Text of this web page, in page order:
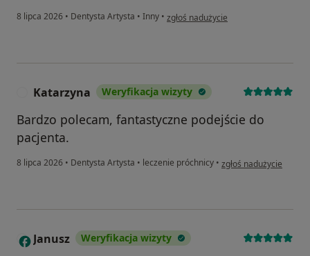
8 lipca 2026 • Dentysta Artysta • Inny • w opinii użytkownika IL
zgłoś nadużycie
Katarzyna Weryfikacja wizyty
Bardzo polecam, fantastyczne podejście do
pacjenta.
8 lipca 2026 • Dentysta Artysta • leczenie próchnicy • w opinii użytkownika
zgłoś nadużycie
J Janusz Weryfikacja wizyty